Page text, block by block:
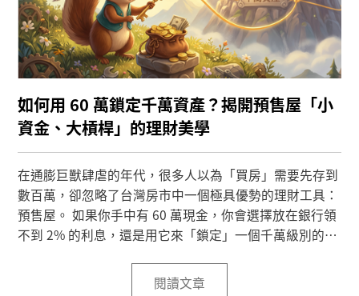
如何用 60 萬鎖定千萬資產？揭開預售屋「小
資金、大槓桿」的理財美學
在通膨巨獸肆虐的年代，很多人以為「買房」需要先存到
數百萬，卻忽略了台灣房市中一個極具優勢的理財工具：
預售屋。 如果你手中有 60 萬現金，你會選擇放在銀行領
不到 2% 的利息，還是用它來「鎖定」一個千萬級別的抗
閱讀文章